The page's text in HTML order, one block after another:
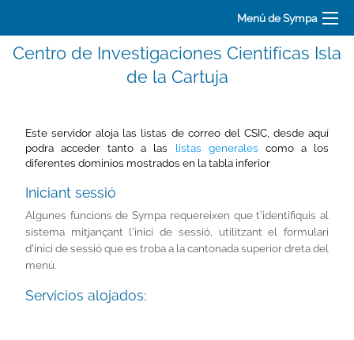
Menú de Sympa
Centro de Investigaciones Cientifícas Isla
de la Cartuja
Este servidor aloja las listas de correo del CSIC, desde aquí
podra acceder tanto a las listas generales como a los
diferentes dominios mostrados en la tabla inferior
Iniciant sessió
Algunes funcions de Sympa requereixen que t'identifiquis al
sistema mitjançant l'inici de sessió, utilitzant el formulari
d'inici de sessió que es troba a la cantonada superior dreta del
menú.
Servicios alojados: